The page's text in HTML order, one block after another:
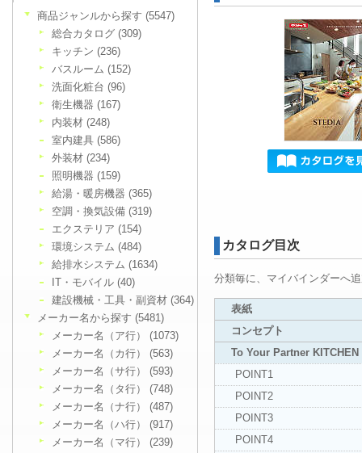
カタログ目次
分類毎に、マイバインダーへ
表紙
コンセプト
To Your Partner KITCHEN
POINT1
POINT2
POINT3
POINT4
商品ジャンルから探す (5547)
総合カタログ (309)
キッチン (236)
バスルーム (152)
洗面化粧台 (96)
衛生機器 (167)
内装材 (248)
室内建具 (586)
外装材 (234)
照明機器 (159)
給湯・暖房機器 (365)
空調・換気設備 (319)
エクステリア (154)
環境システム (484)
給排水システム (1634)
IT・モバイル (40)
建設機械・工具・副資材 (364)
メーカー名から探す (5481)
メーカー名（ア行） (1073)
メーカー名（カ行） (563)
メーカー名（サ行） (593)
メーカー名（タ行） (748)
メーカー名（ナ行） (487)
メーカー名（ハ行） (917)
メーカー名（マ行） (239)